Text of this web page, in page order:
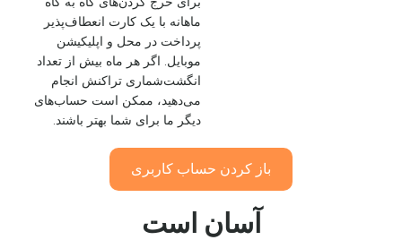
ماهانه با یک کارت انعطاف‌پذیر
پرداخت در محل و اپلیکیشن
موبایل. اگر هر ماه بیش از تعداد
انگشت‌شماری تراکنش انجام
می‌دهید، ممکن است حساب‌های
دیگر ما برای شما بهتر باشند.
باز کردن حساب کاربری
آسان است